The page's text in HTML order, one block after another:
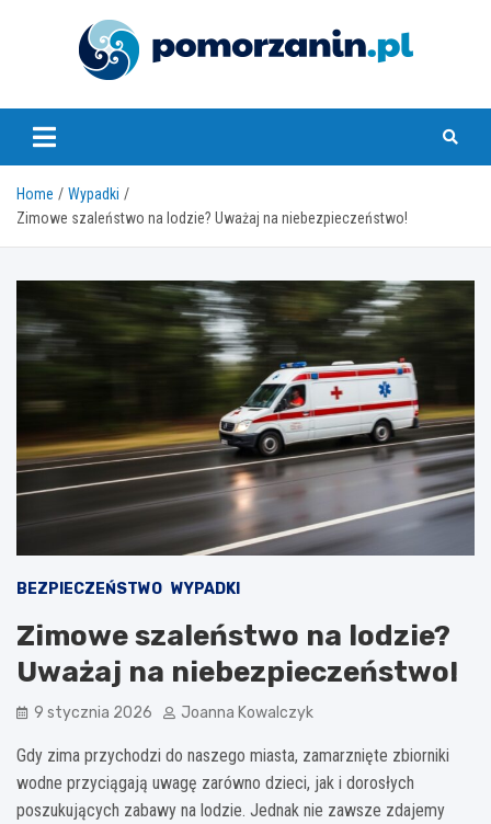
pomorzanin.pl
Home
Wypadki
Zimowe szaleństwo na lodzie? Uważaj na niebezpieczeństwo!
BEZPIECZEŃSTWO WYPADKI
Zimowe szaleństwo na lodzie?
Uważaj na niebezpieczeństwo!
9 stycznia 2026 Joanna Kowalczyk
Gdy zima przychodzi do naszego miasta, zamarznięte zbiorniki
wodne przyciągają uwagę zarówno dzieci, jak i dorosłych
poszukujących zabawy na lodzie. Jednak nie zawsze zdajemy